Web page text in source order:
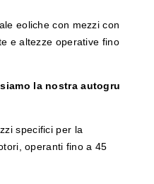
eoliche con mezzi con
e altezze operative fino
la nostra autogru
specifici per la
operanti fino a 45